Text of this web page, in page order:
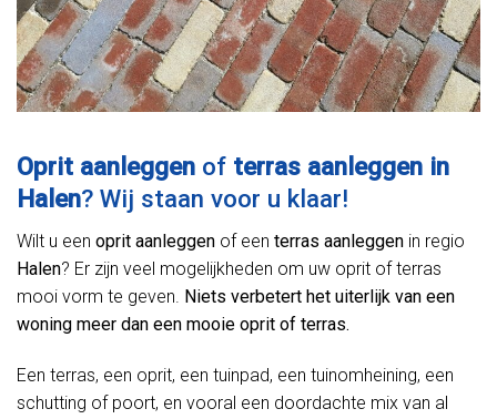
Oprit aanleggen of terras aanleggen in
Halen? Wij staan voor u klaar!
Wilt u een oprit aanleggen of een terras aanleggen in regio
Halen? Er zijn veel mogelijkheden om uw oprit of terras
mooi vorm te geven. Niets verbetert het uiterlijk van een
woning meer dan een mooie oprit of terras.
Een terras, een oprit, een tuinpad, een tuinomheining, een
schutting of poort, en vooral een doordachte mix van al